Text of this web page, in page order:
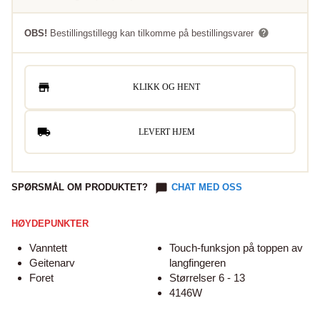
OBS! Bestillingstillegg kan tilkomme på bestillingsvarer
KLIKK OG HENT
LEVERT HJEM
SPØRSMÅL OM PRODUKTET? CHAT MED OSS
HØYDEPUNKTER
Vanntett
Geitenarv
Foret
Touch-funksjon på toppen av
langfingeren
Størrelser 6 - 13
4146W